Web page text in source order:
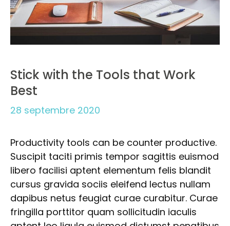
Stick with the Tools that Work
Best
28 septembre 2020
Productivity tools can be counter productive.
Suscipit taciti primis tempor sagittis euismod
libero facilisi aptent elementum felis blandit
cursus gravida sociis eleifend lectus nullam
dapibus netus feugiat curae curabitur. Curae
fringilla porttitor quam sollicitudin iaculis